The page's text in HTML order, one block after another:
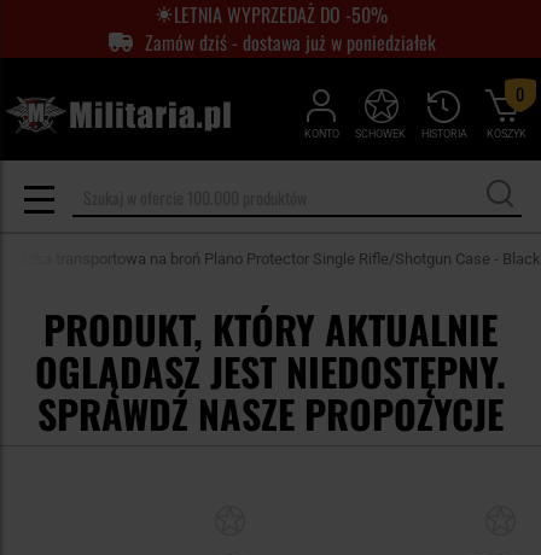
LETNIA WYPRZEDAŻ DO -50%
Zamów dziś - dostawa już w poniedziałek
KONTO HISTORIA
SCHOWEK KOSZYK
0
transportowa na broń Plano Protector Single Rifle/Shotgun Case - Black
PRODUKT, KTÓRY AKTUALNIE
OGLĄDASZ JEST NIEDOSTĘPNY.
SPRAWDŹ NASZE PROPOZYCJE